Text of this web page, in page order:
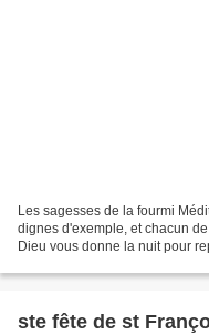
Les sagesses de la fourmi
dignes d'exemple, et chacun
Dieu vous donne la nuit pour
ste fête de st